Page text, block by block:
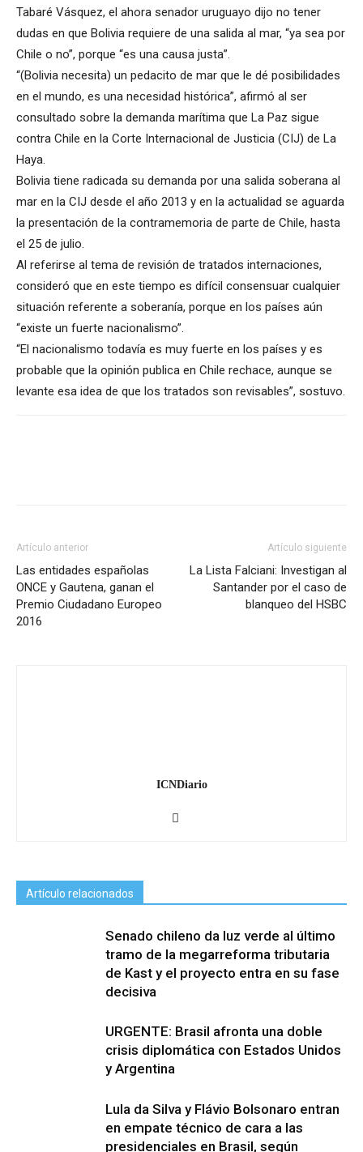
Tabaré Vásquez, el ahora senador uruguayo dijo no tener
dudas en que Bolivia requiere de una salida al mar, “ya sea por
Chile o no”, porque “es una causa justa”.
“(Bolivia necesita) un pedacito de mar que le dé posibilidades
en el mundo, es una necesidad histórica”, afirmó al ser
consultado sobre la demanda marítima que La Paz sigue
contra Chile en la Corte Internacional de Justicia (CIJ) de La
Haya.
Bolivia tiene radicada su demanda por una salida soberana al
mar en la CIJ desde el año 2013 y en la actualidad se aguarda
la presentación de la contramemoria de parte de Chile, hasta
el 25 de julio.
Al referirse al tema de revisión de tratados internaciones,
consideró que en este tiempo es difícil consensuar cualquier
situación referente a soberanía, porque en los países aún
“existe un fuerte nacionalismo”.
“El nacionalismo todavía es muy fuerte en los países y es
probable que la opinión publica en Chile rechace, aunque se
levante esa idea de que los tratados son revisables”, sostuvo.
Artículo anterior
Las entidades españolas
ONCE y Gautena, ganan el
Premio Ciudadano Europeo
2016
Artículo siguiente
La Lista Falciani: Investigan al
Santander por el caso de
blanqueo del HSBC
ICNDiario
Artículo relacionados
Senado chileno da luz verde al último
tramo de la megarreforma tributaria
de Kast y el proyecto entra en su fase
decisiva
URGENTE: Brasil afronta una doble
crisis diplomática con Estados Unidos
y Argentina
Lula da Silva y Flávio Bolsonaro entran
en empate técnico de cara a las
presidenciales en Brasil, según